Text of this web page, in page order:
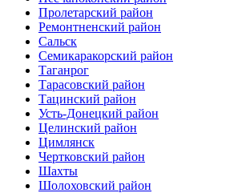
Пролетарский район
Ремонтненский район
Сальск
Семикаракорский район
Таганрог
Тарасовский район
Тацинский район
Усть-Донецкий район
Целинский район
Цимлянск
Чертковский район
Шахты
Шолоховский район